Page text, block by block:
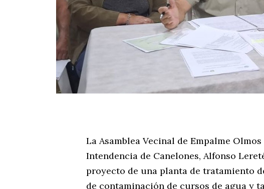
La Asamblea Vecinal de Empalme
Intendencia de Canelones, Alfonso
proyecto de una planta de tratamiento
de contaminación de cursos de agua y